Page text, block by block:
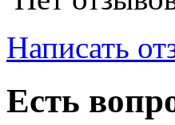
Написать
Есть